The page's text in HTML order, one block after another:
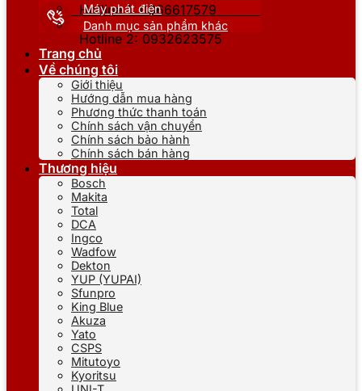
Hotline 1: 0866617579
Hotline 2: 0932623575
Máy phát điện
Danh mục sản phẩm khác
Trang chủ
Về chúng tôi
Giới thiệu
Hướng dẫn mua hàng
Phương thức thanh toán
Chính sách vận chuyển
Chính sách bảo hành
Chính sách bán hàng
Thương hiệu
Bosch
Makita
Total
DCA
Ingco
Wadfow
Dekton
YUP (YUPAI)
Sfunpro
King Blue
Akuza
Yato
CSPS
Mitutoyo
Kyoritsu